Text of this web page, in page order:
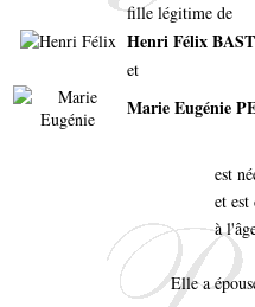
fille légitime de
Henri Félix
et
Marie Eugénie
est
et est
à
Elle a